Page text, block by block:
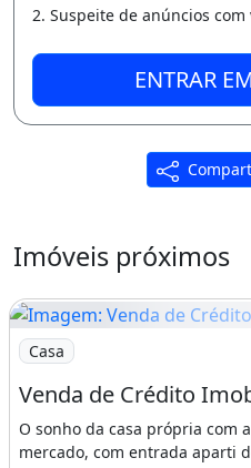
2. Suspeite de anúncios
ENTRAR
Imóveis próximos
Imagem: Venda de Crédito
Casa
Venda de Crédito
O sonho da casa própria com
mercado, com entrada aparti